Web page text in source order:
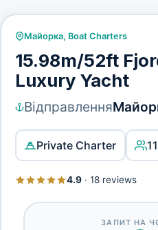
Майорка, Boat Charters
15.98m/52ft
Luxury Yacht
Відправлення
Private Charter
4.9· 18 reviews
ЗАПИТ НА